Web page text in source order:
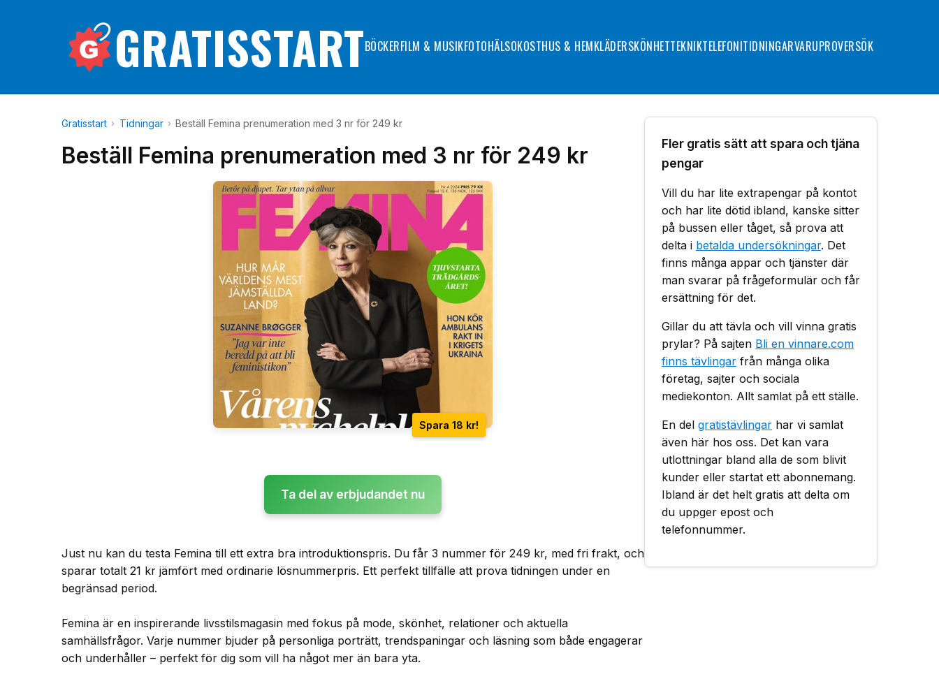
GRATISSTARTBÖCKERFILM & MUSIKFOTOHÄLSOKOSTHUS & HEMKLÄDERSKÖNHETTEKNIKTELEFONITIDNINGARVARUPROVERSÖK
Gratisstart Tidningar Beställ Femina prenumeration med 3 nr för 249 kr
Beställ Femina prenumeration med 3 nr för 249 kr
Spara 18 kr!
Ta del av erbjudandet nu
Just nu kan du testa Femina till ett extra bra introduktionspris. Du får 3 nummer för 249 kr, med fri frakt, och
sparar totalt 21 kr jämfört med ordinarie lösnummerpris. Ett perfekt tillfälle att prova tidningen under en
begränsad period.
Femina är en inspirerande livsstilsmagasin med fokus på mode, skönhet, relationer och aktuella
samhällsfrågor. Varje nummer bjuder på personliga porträtt, trendspaningar och läsning som både engagerar
och underhåller – perfekt för dig som vill ha något mer än bara yta.
Fler gratis sätt att spara och tjäna
pengar
Vill du har lite extrapengar på kontot
och har lite dötid ibland, kanske sitter
på bussen eller tåget, så prova att
delta i betalda undersökningar. Det
finns många appar och tjänster där
man svarar på frågeformulär och får
ersättning för det.
Gillar du att tävla och vill vinna gratis
prylar? På sajten Bli en vinnare.com
finns tävlingar från många olika
företag, sajter och sociala
mediekonton. Allt samlat på ett ställe.
En del gratistävlingar har vi samlat
även här hos oss. Det kan vara
utlottningar bland alla de som blivit
kunder eller startat ett abonnemang.
Ibland är det helt gratis att delta om
du uppger epost och
telefonnummer.